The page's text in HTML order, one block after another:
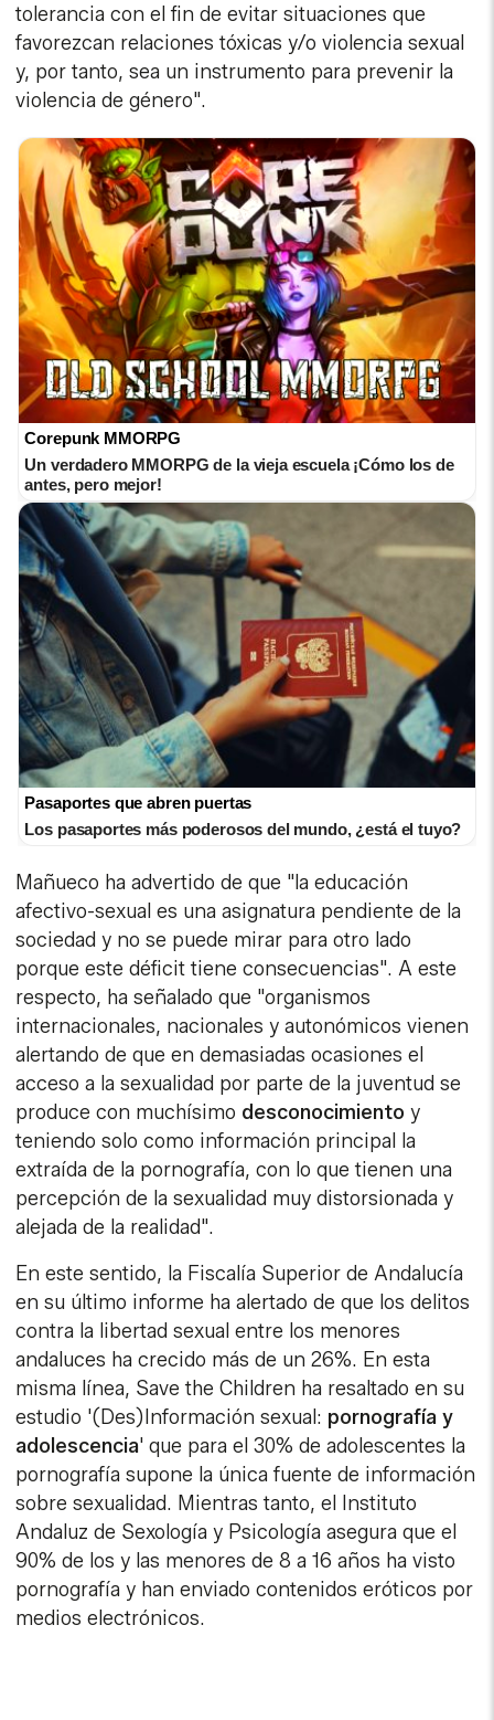
tolerancia con el fin de evitar situaciones que
favorezcan relaciones tóxicas y/o violencia sexual
y, por tanto, sea un instrumento para prevenir la
violencia de género".
Corepunk MMORPG
Un verdadero MMORPG de la vieja escuela ¡Cómo los de
antes, pero mejor!
Pasaportes que abren puertas
Los pasaportes más poderosos del mundo, ¿está el tuyo?
Mañueco ha advertido de que "la educación
afectivo-sexual es una asignatura pendiente de la
sociedad y no se puede mirar para otro lado
porque este déficit tiene consecuencias". A este
respecto, ha señalado que "organismos
internacionales, nacionales y autonómicos vienen
alertando de que en demasiadas ocasiones el
acceso a la sexualidad por parte de la juventud se
produce con muchísimo desconocimiento y
teniendo solo como información principal la
extraída de la pornografía, con lo que tienen una
percepción de la sexualidad muy distorsionada y
alejada de la realidad".
En este sentido, la Fiscalía Superior de Andalucía
en su último informe ha alertado de que los delitos
contra la libertad sexual entre los menores
andaluces ha crecido más de un 26%. En esta
misma línea, Save the Children ha resaltado en su
estudio '(Des)Información sexual: pornografía y
adolescencia' que para el 30% de adolescentes la
pornografía supone la única fuente de información
sobre sexualidad. Mientras tanto, el Instituto
Andaluz de Sexología y Psicología asegura que el
90% de los y las menores de 8 a 16 años ha visto
pornografía y han enviado contenidos eróticos por
medios electrónicos.